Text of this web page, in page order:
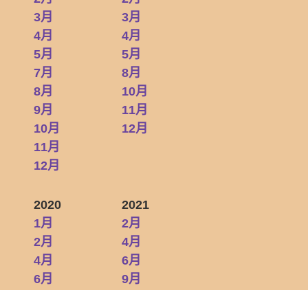
3月
4月
5月
7月
8月
9月
10月
11月
12月
3月
4月
5月
8月
10月
11月
12月
2020
1月
2月
4月
6月
2021
2月
4月
6月
9月